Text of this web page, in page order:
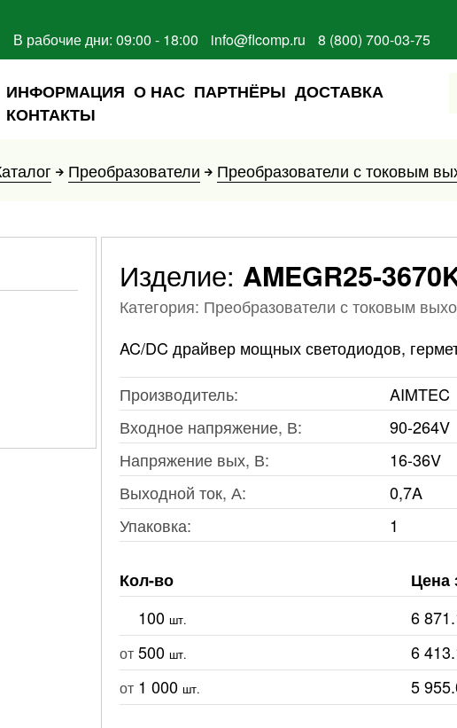
В рабочие дни: 09:00 - 18:00 info@flcomp.ru 8 (800) 700-03-75
ИНФОРМАЦИЯ О НАС ПАРТНЁРЫ ДОСТАВКА
КОНТАКТЫ
Преобразователи Преобразователи с токовым
Изделие: AMEGR25-
Категория: Преобразователи с токовым
AC/DC драйвер мощных светодиодов,
Производитель:
AIMTEC
Входное напряжение, В:
90-264V
Напряжение вых, В:
16-36V
Выходной ток, А:
0,7A
Упаковка:
1
Кол-во
Цена
100 шт. 6
от500 шт. 6
от1 000 шт. 5